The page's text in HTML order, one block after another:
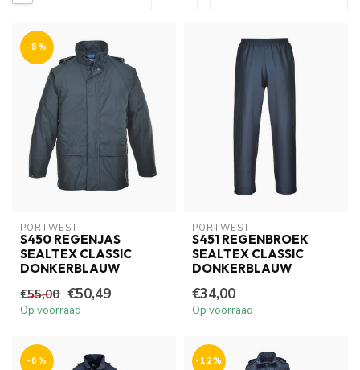
-8%
PORTWEST
S450 REGENJAS
SEALTEX CLASSIC
DONKERBLAUW
€55,00 €50,49
Op voorraad
PORTWEST
S451 REGENBROEK
SEALTEX CLASSIC
DONKERBLAUW
€34,00
Op voorraad
-6% -12%